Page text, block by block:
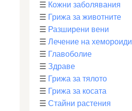
☰ Кожни заболявания
☰ Грижа за животните
☰ Разширени вени
☰ Лечение на хемороиди
☰ Главоболие
☰ Здраве
☰ Грижа за тялото
☰ Грижа за косата
☰ Стайни растения